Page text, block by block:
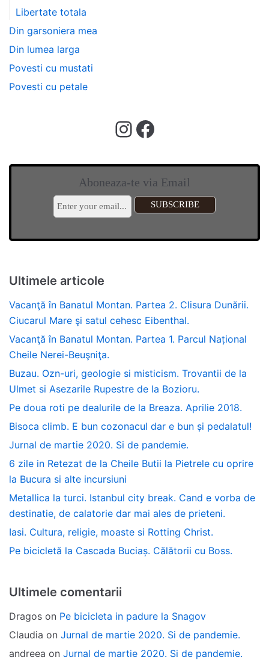
Libertate totala
Din garsoniera mea
Din lumea larga
Povesti cu mustati
Povesti cu petale
Aboneaza-te via Email
Ultimele articole
Vacanţă în Banatul Montan. Partea 2. Clisura Dunării.
Ciucarul Mare şi satul cehesc Eibenthal.
Vacanţă în Banatul Montan. Partea 1. Parcul Național
Cheile Nerei-Beuşniţa.
Buzau. Ozn-uri, geologie si misticism. Trovantii de la
Ulmet si Asezarile Rupestre de la Bozioru.
Pe doua roti pe dealurile de la Breaza. Aprilie 2018.
Bisoca climb. E bun cozonacul dar e bun și pedalatul!
Jurnal de martie 2020. Si de pandemie.
6 zile in Retezat de la Cheile Butii la Pietrele cu oprire
la Bucura si alte incursiuni
Metallica la turci. Istanbul city break. Cand e vorba de
destinatie, de calatorie dar mai ales de prieteni.
Iasi. Cultura, religie, moaste si Rotting Christ.
Pe bicicletă la Cascada Buciaș. Călătorii cu Boss.
Ultimele comentarii
Dragos on Pe bicicleta in padure la Snagov
Claudia on Jurnal de martie 2020. Si de pandemie.
andreea on Jurnal de martie 2020. Si de pandemie.